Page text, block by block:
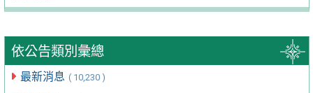
依公告類別彙總
最新消息 ( 10,230 )